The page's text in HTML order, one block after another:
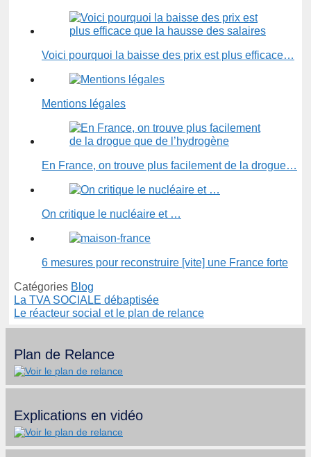
Voici pourquoi la baisse des prix est plus efficace…
Mentions légales
En France, on trouve plus facilement de la drogue…
On critique le nucléaire et …
6 mesures pour reconstruire [vite] une France forte
Catégories Blog
La TVA SOCIALE débaptisée
Le réacteur social et le plan de relance
Plan de Relance
Explications en vidéo